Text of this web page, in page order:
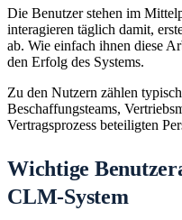
Die Benutzer stehen im
interagieren täglich damit,
ab. Wie einfach ihnen diese
den Erfolg des Systems.
Zu den Nutzern zählen
Beschaffungsteams,
Vertragsprozess beteiligten
Wichtige
CLM-System